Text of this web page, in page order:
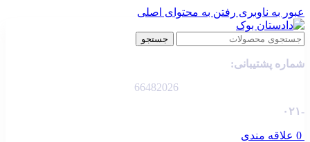
عبور به ناوبری رفتن به محتوای اصلی
جستجو
شماره پشتیبانی:
66482026
-۰۲۱
0 علاقه مندی